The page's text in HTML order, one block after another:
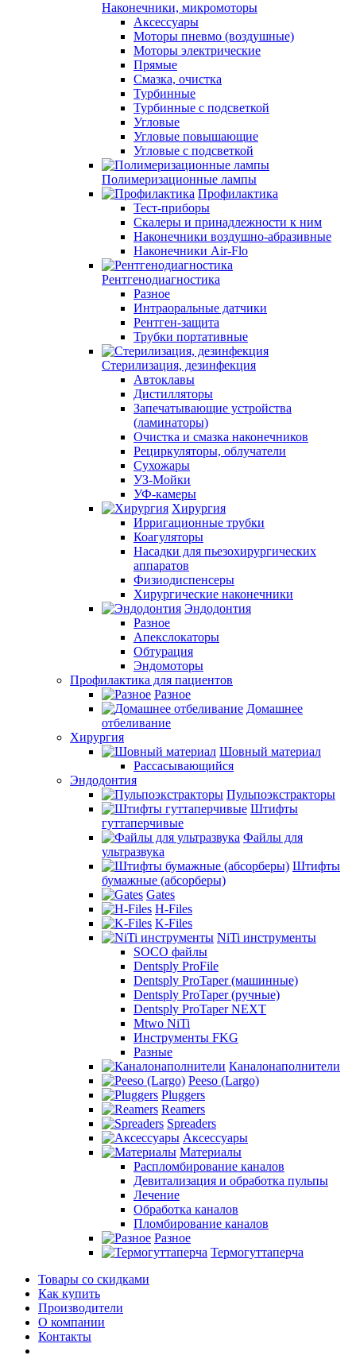
Наконечники, микромоторы
Аксессуары
Моторы пневмо (воздушные)
Моторы электрические
Прямые
Смазка, очистка
Турбинные
Турбинные с подсветкой
Угловые
Угловые повышающие
Угловые с подсветкой
Полимеризационные лампы
Профилактика
Тест-приборы
Скалеры и принадлежности к ним
Наконечники воздушно-абразивные
Наконечники Air-Flo
Рентгенодиагностика
Разное
Интраоральные датчики
Рентген-защита
Трубки портативные
Стерилизация, дезинфекция
Автоклавы
Дистилляторы
Запечатывающие устройства
(ламинаторы)
Очистка и смазка наконечников
Рециркуляторы, облучатели
Сухожары
УЗ-Мойки
УФ-камеры
Хирургия
Ирригационные трубки
Коагуляторы
Насадки для пьезохирургических
аппаратов
Физиодиспенсеры
Хирургические наконечники
Эндодонтия
Разное
Апекслокаторы
Обтурация
Эндомоторы
Профилактика для пациентов
Разное
Домашнее
отбеливание
Хирургия
Шовный материал
Рассасывающийся
Эндодонтия
Пульпоэкстракторы
Штифты
гуттаперчивые
Файлы для
ультразвука
Штифты
бумажные (абсорберы)
Gates
H-Files
K-Files
NiTi инструменты
SOCO файлы
Dentsply ProFile
Dentsply ProTaper (машинные)
Dentsply ProTaper (ручные)
Dentsply ProTaper NEXT
Mtwo NiTi
Инструменты FKG
Разные
Каналонаполнители
Peeso (Largo)
Pluggers
Reamers
Spreaders
Аксессуары
Материалы
Распломбирование каналов
Девитализация и обработка пульпы
Лечение
Обработка каналов
Пломбирование каналов
Разное
Термогуттаперча
Товары со скидками
Как купить
Производители
О компании
Контакты